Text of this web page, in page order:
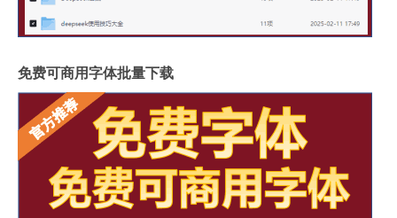
免费可商用字体批量下载